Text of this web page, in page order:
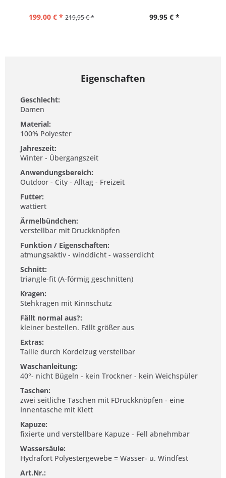
199,00 € * 219,95 € * 99,95 € *
Eigenschaften
Geschlecht:
Damen
Material:
100% Polyester
Jahreszeit:
Winter - Übergangszeit
Anwendungsbereich:
Outdoor - City - Alltag - Freizeit
Futter:
wattiert
Ärmelbündchen:
verstellbar mit Druckknöpfen
Funktion / Eigenschaften:
atmungsaktiv - winddicht - wasserdicht
Schnitt:
triangle-fit (A-förmig geschnitten)
Kragen:
Stehkragen mit Kinnschutz
Fällt normal aus?:
kleiner bestellen. Fällt größer aus
Extras:
Tallie durch Kordelzug verstellbar
Waschanleitung:
40°- nicht Bügeln - kein Trockner - kein Weichspüler
Taschen:
zwei seitliche Taschen mit FDruckknöpfen - eine
Innentasche mit Klett
Kapuze:
fixierte und verstellbare Kapuze - Fell abnehmbar
Wassersäule:
Hydrafort Polyestergewebe = Wasser- u. Windfest
Art.Nr.: